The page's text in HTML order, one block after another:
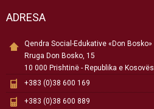
ADRESA
Qendra Social-Edukative «Don Bosko»
Rruga Don Bosko, 15
10 000 Prishtinë - Republika e Kosovës
+383 (0)38 600 169
+383 (0)38 600 889